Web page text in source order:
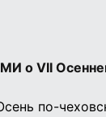
о VII
по-